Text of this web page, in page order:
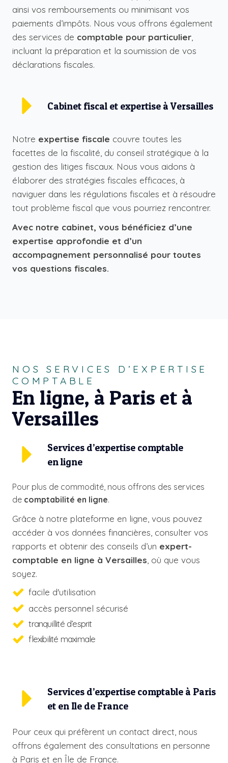
ainsi vos remboursements ou minimisant vos
paiements d’impôts. Nous vous offrons également
des services de comptable pour particulier,
incluant la préparation et la soumission de vos
déclarations fiscales.
Cabinet fiscal et expertise à Versailles
Notre expertise fiscale couvre toutes les
facettes de la fiscalité, du conseil stratégique à la
gestion des litiges fiscaux. Nous vous aidons à
élaborer des stratégies fiscales efficaces, à
naviguer dans les régulations fiscales et à résoudre
tout problème fiscal que vous pourriez rencontrer.
Avec notre cabinet, vous bénéficiez d’une
expertise approfondie et d’un
accompagnement personnalisé pour toutes
vos questions fiscales.
NOS SERVICES D’EXPERTISE
COMPTABLE
En ligne, à Paris et à
Versailles
Services d’expertise comptable
en ligne
Pour plus de commodité, nous offrons des services
de comptabilité en ligne.
Grâce à notre plateforme en ligne, vous pouvez
accéder à vos données financières, consulter vos
rapports et obtenir des conseils d’un expert-
comptable en ligne à Versailles , où que vous
soyez.
facile d'utilisation
accès personnel sécurisé
tranquillité d’esprit
flexibilité maximale
Services d’expertise comptable à Paris
et en Ile de France
Pour ceux qui préfèrent un contact direct, nous
offrons également des consultations en personne
à Paris et en Île de France.